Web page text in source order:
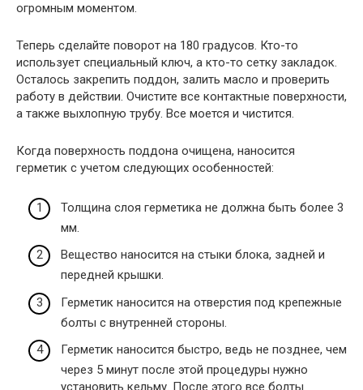
огромным моментом.
Теперь сделайте поворот на 180 градусов. Кто-то
использует специальный ключ, а кто-то сетку закладок.
Осталось закрепить поддон, залить масло и проверить
работу в действии. Очистите все контактные поверхности,
а также выхлопную трубу. Все моется и чистится.
Когда поверхность поддона очищена, наносится
герметик с учетом следующих особенностей:
Толщина слоя герметика не должна быть более 3
мм.
Вещество наносится на стыки блока, задней и
передней крышки.
Герметик наносится на отверстия под крепежные
болты с внутренней стороны.
Герметик наносится быстро, ведь не позднее, чем
через 5 минут после этой процедуры нужно
установить кельму. После этого все болты